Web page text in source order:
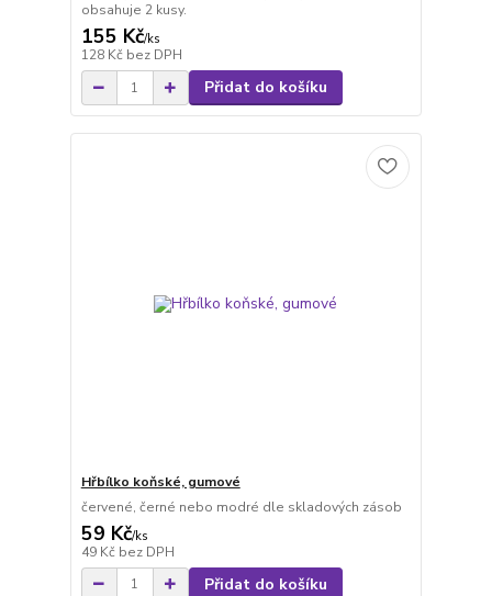
obsahuje 2 kusy.
155 Kč/ks
128 Kč bez DPH
Přidat do košíku
Hřbílko koňské, gumové
červené, černé nebo modré dle skladových zásob
59 Kč/ks
49 Kč bez DPH
Přidat do košíku